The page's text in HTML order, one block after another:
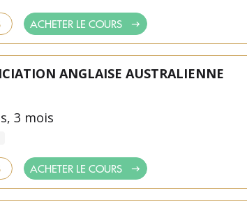
ACHETER LE COURS
ANGLAISE AUSTRALIENNE
3 mois
ACHETER LE COURS